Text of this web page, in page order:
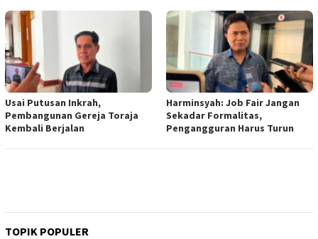
Usai Putusan Inkrah,
Pembangunan Gereja Toraja
Kembali Berjalan
Harminsyah: Job Fair Jangan
Sekadar Formalitas,
Pengangguran Harus Turun
TOPIK POPULER